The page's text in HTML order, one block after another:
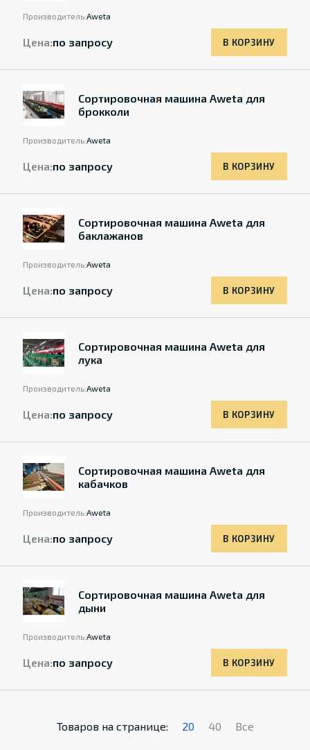
Производитель:Aweta
Цена:по запросу В КОРЗИНУ
Cортировочная машина Aweta для
брокколи
Производитель:Aweta
Цена:по запросу В КОРЗИНУ
Cортировочная машина Aweta для
баклажанов
Производитель:Aweta
Цена:по запросу В КОРЗИНУ
Cортировочная машина Aweta для
лука
Производитель:Aweta
Цена:по запросу В КОРЗИНУ
Cортировочная машина Aweta для
кабачков
Производитель:Aweta
Цена:по запросу В КОРЗИНУ
Cортировочная машина Aweta для
дыни
Производитель:Aweta
Цена:по запросу В КОРЗИНУ
Товаров на странице: 20 40 Все